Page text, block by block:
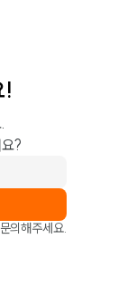
!
?
의해주세요.